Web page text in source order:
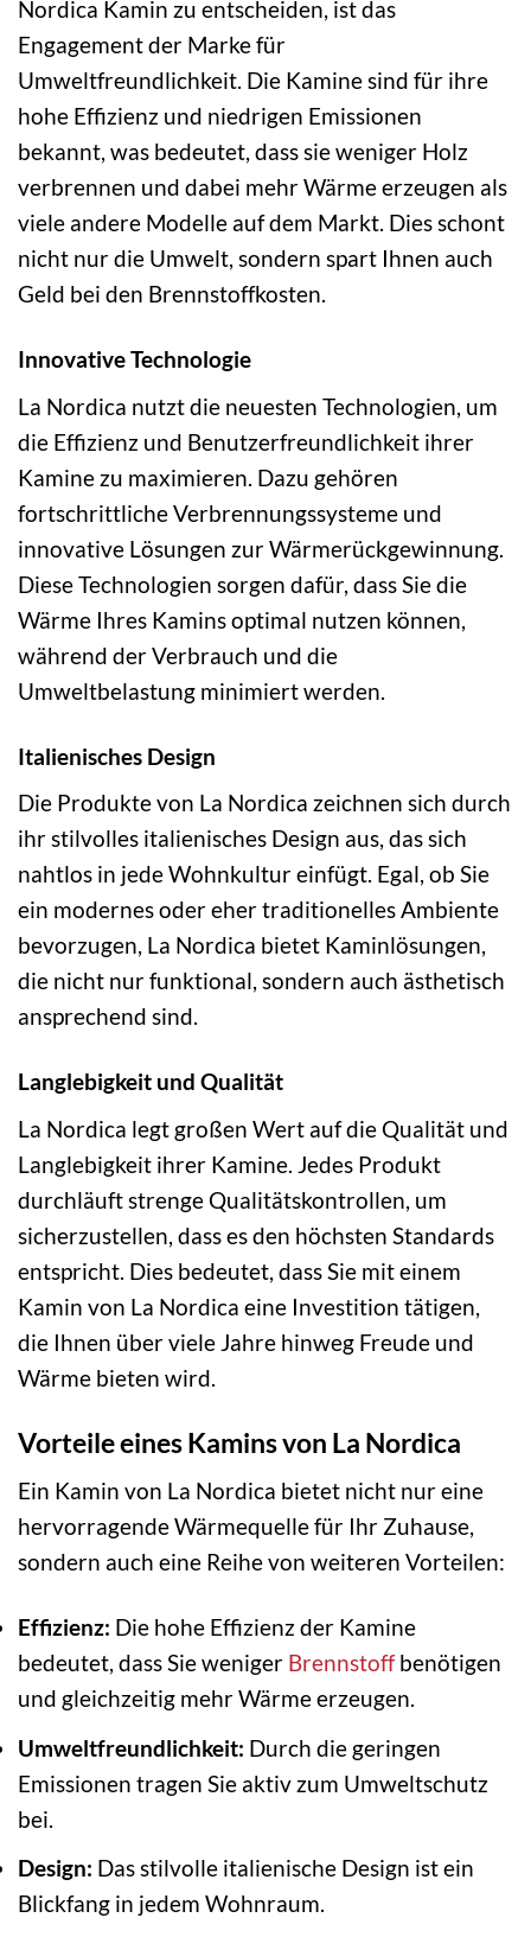
Nordica Kamin zu entscheiden, ist das
Engagement der Marke für
Umweltfreundlichkeit. Die Kamine sind für ihre
hohe Effizienz und niedrigen Emissionen
bekannt, was bedeutet, dass sie weniger Holz
verbrennen und dabei mehr Wärme erzeugen als
viele andere Modelle auf dem Markt. Dies schont
nicht nur die Umwelt, sondern spart Ihnen auch
Geld bei den Brennstoffkosten.
Innovative Technologie
La Nordica nutzt die neuesten Technologien, um
die Effizienz und Benutzerfreundlichkeit ihrer
Kamine zu maximieren. Dazu gehören
fortschrittliche Verbrennungssysteme und
innovative Lösungen zur Wärmerückgewinnung.
Diese Technologien sorgen dafür, dass Sie die
Wärme Ihres Kamins optimal nutzen können,
während der Verbrauch und die
Umweltbelastung minimiert werden.
Italienisches Design
Die Produkte von La Nordica zeichnen sich durch
ihr stilvolles italienisches Design aus, das sich
nahtlos in jede Wohnkultur einfügt. Egal, ob Sie
ein modernes oder eher traditionelles Ambiente
bevorzugen, La Nordica bietet Kaminlösungen,
die nicht nur funktional, sondern auch ästhetisch
ansprechend sind.
Langlebigkeit und Qualität
La Nordica legt großen Wert auf die Qualität und
Langlebigkeit ihrer Kamine. Jedes Produkt
durchläuft strenge Qualitätskontrollen, um
sicherzustellen, dass es den höchsten Standards
entspricht. Dies bedeutet, dass Sie mit einem
Kamin von La Nordica eine Investition tätigen,
die Ihnen über viele Jahre hinweg Freude und
Wärme bieten wird.
Vorteile eines Kamins von La Nordica
Ein Kamin von La Nordica bietet nicht nur eine
hervorragende Wärmequelle für Ihr Zuhause,
sondern auch eine Reihe von weiteren Vorteilen:
Effizienz: Die hohe Effizienz der Kamine
bedeutet, dass Sie weniger Brennstoffbenötigen
und gleichzeitig mehr Wärme erzeugen.
Umweltfreundlichkeit: Durch die geringen
Emissionen tragen Sie aktiv zum Umweltschutz
bei.
Design: Das stilvolle italienische Design ist ein
Blickfang in jedem Wohnraum.